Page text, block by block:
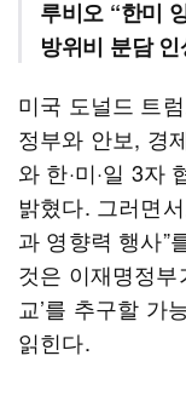
루비오 “한미
방위비 분담
미국 도널드 트
정부와 안보, 경
와 한·미·일 3자
밝혔다. 그러면
과 영향력 행사”
것은 이재명정부
교’를 추구할 가
읽힌다.